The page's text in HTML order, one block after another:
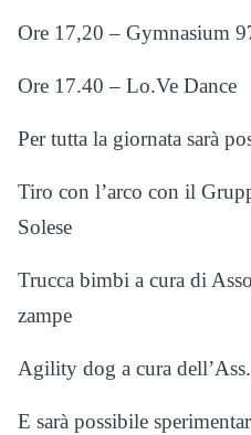
Ore 17,20 – Gymnasium
Ore 17.40 – Lo.Ve Dance
Per tutta la giornata sarà
Tiro con l’arco con il
Solese
Trucca bimbi a cura di
zampe
Agility dog a cura
E sarà possibile